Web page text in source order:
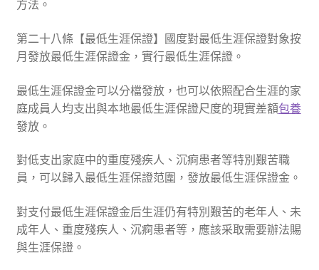
方法。
第二十八條【最低生涯保證】國度對最低生涯保證對象按
月發放最低生涯保證金，實行最低生涯保證。
最低生涯保證金可以分檔發放，也可以依照配合生涯的家
庭成員人均支出與本地最低生涯保證尺度的現實差額包養
發放。
對低支出家庭中的重度殘疾人、沉痾患者等特別艱苦職
員，可以歸入最低生涯保證范圍，發放最低生涯保證金。
對支付最低生涯保證金后生涯仍有特別艱苦的老年人、未
成年人、重度殘疾人、沉痾患者等，應該采取需要辦法賜
與生涯保證。